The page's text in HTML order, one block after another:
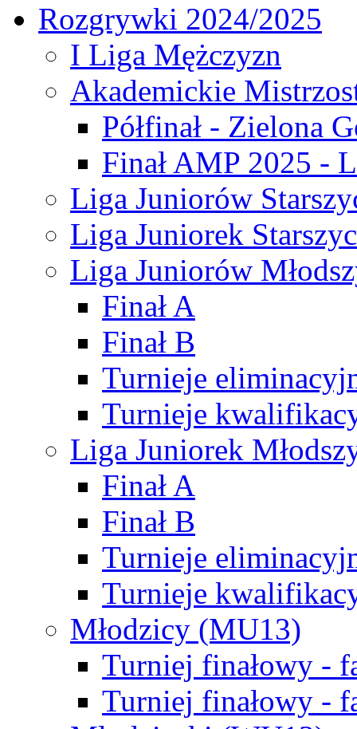
Rozgrywki 2024/2025
I Liga Mężczyzn
Akademickie
Półfinał - Zielona
Finał AMP 2025 -
Liga Juniorów
Liga Juniorek
Liga Juniorów
Finał A
Finał B
Turnieje
Turnieje
Liga Juniorek
Finał A
Finał B
Turnieje
Turnieje
Młodzicy (MU13)
Turniej finałowy -
Turniej finałowy -